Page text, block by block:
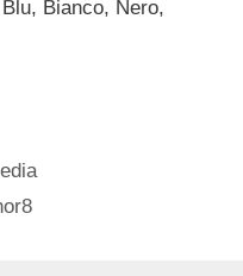
Bianco, Nero,